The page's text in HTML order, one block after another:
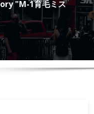
"M-1育毛ミス